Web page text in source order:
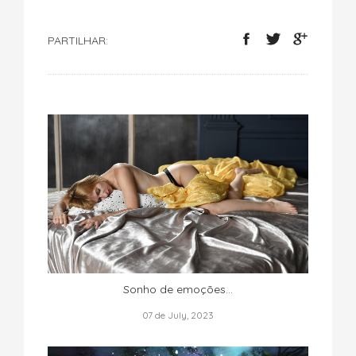
PARTILHAR:
Sonho de emoções...
07 de July, 2023